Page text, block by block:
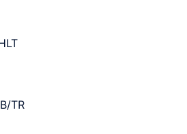
TR